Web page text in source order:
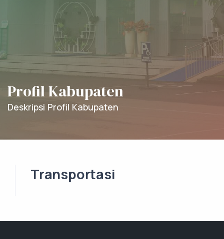
Profil Kabupaten
Deskripsi Profil Kabupaten
Transportasi